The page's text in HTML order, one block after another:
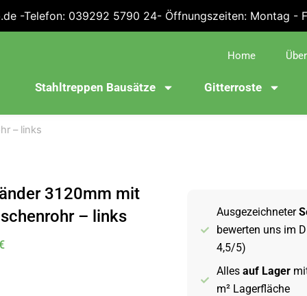
-Telefon: 039292 5790 24- Öffnungszeiten: Montag -
Home
Stahltreppen Bausätze Gitterroste
– links
3120mm mit
– links
Ausgezeichneter
bewerten uns im
4,5/5)
Alles auf Lager
m² Lagerfläche